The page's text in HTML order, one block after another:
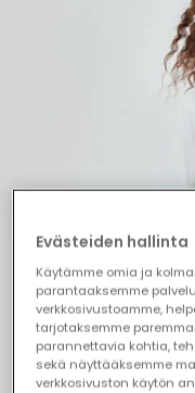
Evästeiden hallinta
Käytämme omia ja
parantaaksemme
verkkosivustoamme,
tarjotaksemme
parannettavia kohtia,
sekä näyttääksemme
verkkosivuston käytön